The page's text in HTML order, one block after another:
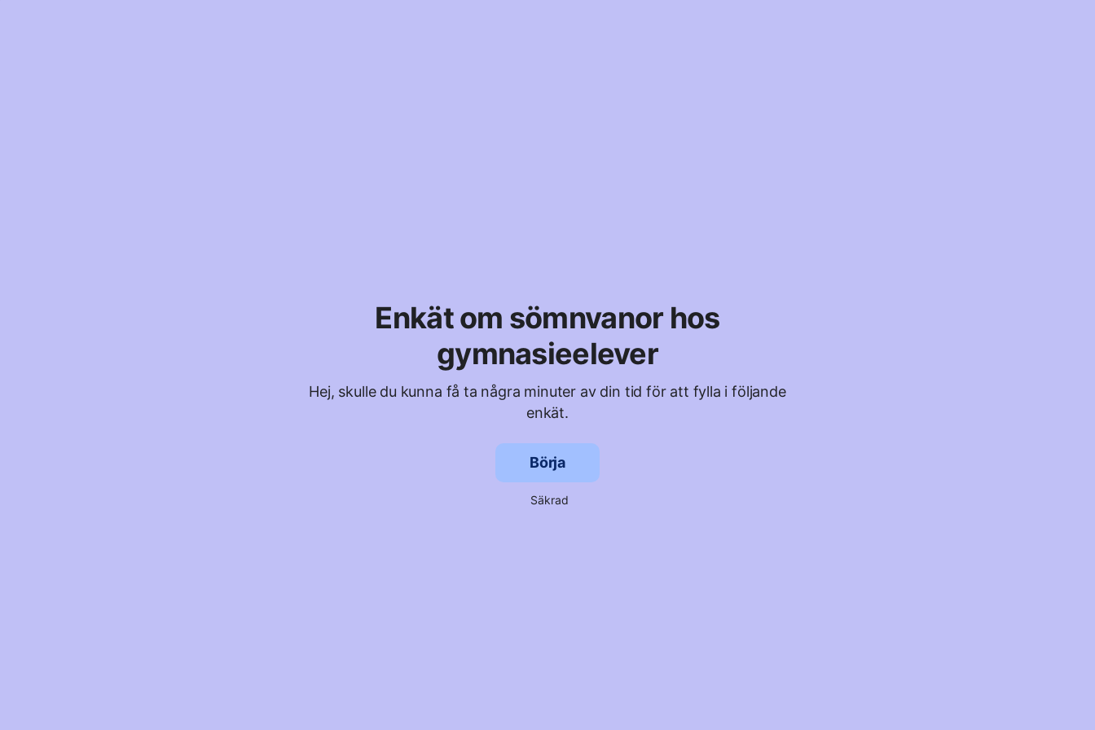
Enkät om sömnvanor hos
gymnasieelever
Hej, skulle du kunna få ta några minuter av din tid för att fylla i följande
enkät.
Börja
Säkrad